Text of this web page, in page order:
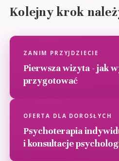
Kolejny krok
ZANIM PRZYJDZIECIE
Pierwsza wizyta - jak
przygotować
OFERTA DLA DOROSŁYCH
Psychoterapia
i konsultacje